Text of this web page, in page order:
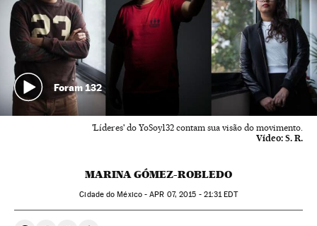
Foram 132
'Líderes' do YoSoy132 contam sua visão do movimento.
Vídeo: S. R.
MARINA GÓMEZ-ROBLEDO
Cidade do México -APR 07, 2015 - 21:31EDT